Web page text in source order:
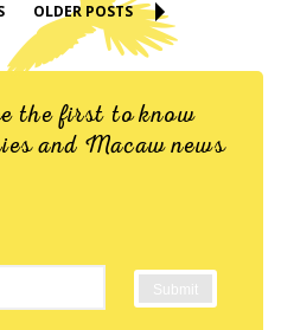
OLDER POSTS
the first to know
and Macaw news